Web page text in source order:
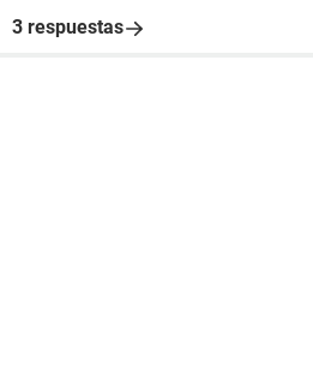
3 respuestas